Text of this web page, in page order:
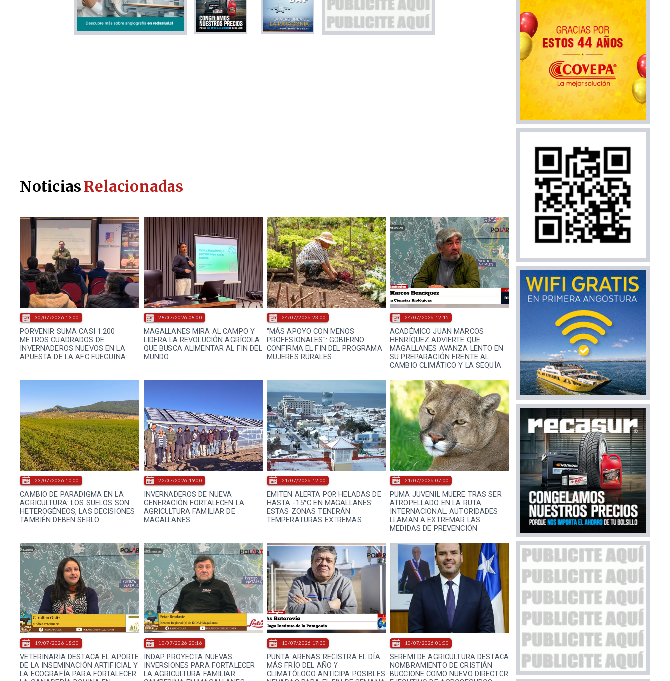
PORVENIR SUMA CASI 1.200
METROS CUADRADOS DE
INVERNADEROS NUEVOS EN LA
APUESTA DE LA AFC FUEGUINA
30/07/2026 13:00
MAGALLANES MIRA AL CAMPO Y
LIDERA LA REVOLUCIÓN AGRÍCOLA
QUE BUSCA ALIMENTAR AL FIN DEL
MUNDO
28/07/2026 08:00
"MÁS APOYO CON MENOS
PROFESIONALES": GOBIERNO
CONFIRMA EL FIN DEL PROGRAMA
MUJERES RURALES
24/07/2026 23:00
ACADÉMICO JUAN MARCOS
HENRÍQUEZ ADVIERTE QUE
MAGALLANES AVANZA LENTO EN
SU PREPARACIÓN FRENTE AL
CAMBIO CLIMÁTICO Y LA SEQUÍA
24/07/2026 12:15
CAMBIO DE PARADIGMA EN LA
AGRICULTURA: LOS SUELOS SON
HETEROGÉNEOS, LAS DECISIONES
TAMBIÉN DEBEN SERLO
23/07/2026 10:00
INVERNADEROS DE NUEVA
GENERACIÓN FORTALECEN LA
AGRICULTURA FAMILIAR DE
MAGALLANES
22/07/2026 19:00
EMITEN ALERTA POR HELADAS DE
HASTA -15°C EN MAGALLANES:
ESTAS ZONAS TENDRÁN
TEMPERATURAS EXTREMAS
21/07/2026 12:00
PUMA JUVENIL MUERE TRAS SER
ATROPELLADO EN LA RUTA
INTERNACIONAL: AUTORIDADES
LLAMAN A EXTREMAR LAS
MEDIDAS DE PREVENCIÓN
21/07/2026 07:00
VETERINARIA DESTACA EL APORTE
DE LA INSEMINACIÓN ARTIFICIAL Y
LA ECOGRAFÍA PARA FORTALECER
19/07/2026 18:30
INDAP PROYECTA NUEVAS
INVERSIONES PARA FORTALECER
LA AGRICULTURA FAMILIAR
10/07/2026 20:16
PUNTA ARENAS REGISTRA EL DÍA
MÁS FRÍO DEL AÑO Y
CLIMATÓLOGO ANTICIPA POSIBLES
10/07/2026 17:30
SEREMI DE AGRICULTURA DESTACA
NOMBRAMIENTO DE CRISTIÁN
BUCCIONE COMO NUEVO DIRECTOR
10/07/2026 01:00
NoticiasRelacionadas